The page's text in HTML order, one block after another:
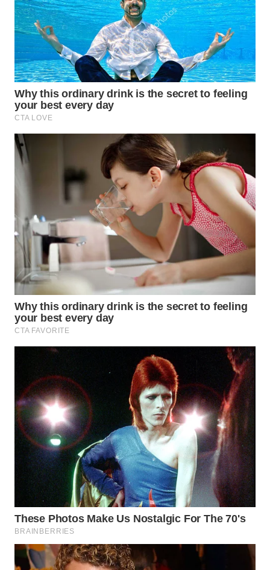
BORNEO
Wahana
Media
Group
WAHANA
NEWS
WAHANA
WAHANA
INFRASTRUKTUR
WAHANA
KONSUMEN
WAHANA
LISTRIK
WAHANA
TRAVEL
WAHANA
TV
WAHANANEWS
ID
WAHANANEWS
CO ID
WAHANANEWS
NET